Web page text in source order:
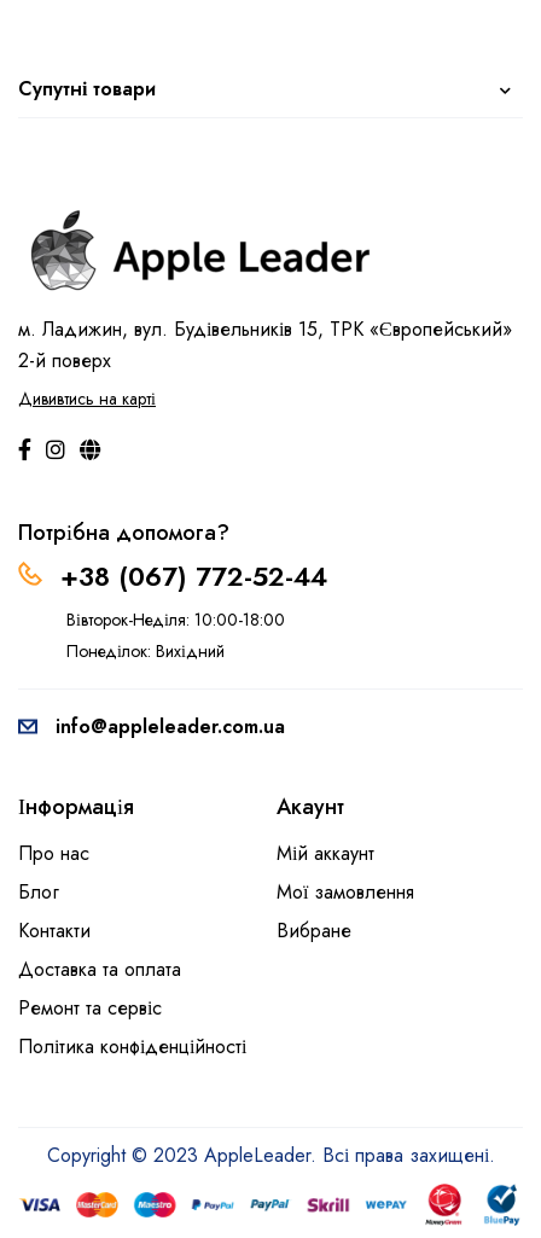
Супутні товари
м. Ладижин, вул. Будівельників 15, ТРК «Європейський»
2-й поверх
Дививтись на карті
Потрібна допомога?
+38 (067) 772-52-44
Вівторок-Неділя: 10:00-18:00
Понеділок: Вихідний
info@appleleader.com.ua
Інформація
Про нас
Блог
Контакти
Доставка та оплата
Ремонт та сервіс
Політика конфіденційності
Акаунт
Мій аккаунт
Мої замовлення
Вибране
Copyright © 2023 AppleLeader. Всі права захищені.